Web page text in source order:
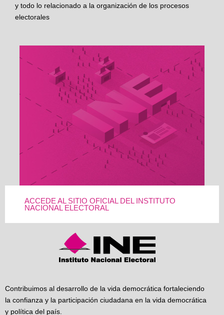
y todo lo relacionado a la organización de los procesos
electorales
ACCEDE AL SITIO OFICIAL DEL INSTITUTO
NACIONAL ELECTORAL
Contribuimos al desarrollo de la vida democrática fortaleciendo
la confianza y la participación ciudadana en la vida democrática
y política del país.